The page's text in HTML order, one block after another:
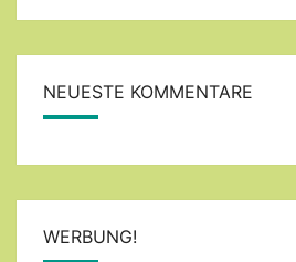
NEUESTE KOMMENTARE
WERBUNG!